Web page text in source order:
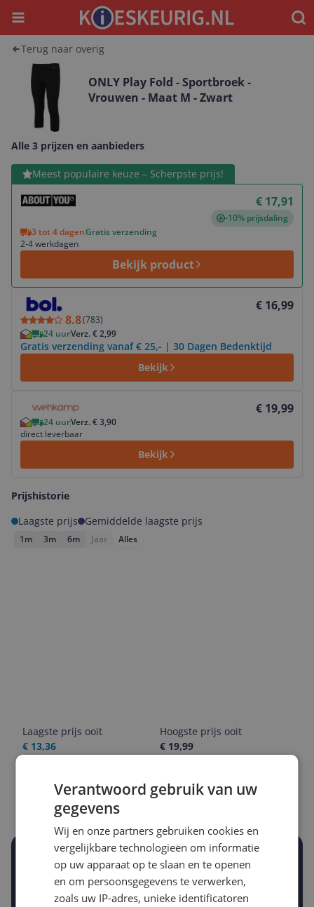
Menu
Terug naar overig
ONLY Play Fold - Sportbroek -
Vrouwen - Maat M - Zwart
Alle 3 prijzen en aanbieders
Meest populaire keuze – Scherpste prijs!
€ 17,91
-10% prijsdaling
3 tot 4 dagenGratis verzending
2-4 werkdagen
Bekijk product
Bekijk product
8.8(783)
€ 16,99
24 uurVerz. € 2,99
Gratis verzending vanaf € 25,- | 30 Dagen Bedenktijd
Bekijk
Bekijk product
€ 19,99
24 uurVerz. € 3,90
direct leverbaar
Bekijk
Prijshistorie
Laagste prijs
Gemiddelde laagste prijs
1m 3m 6m Jaar Alles
Laagste prijs ooit
€ 13,36
Hoogste prijs ooit
€ 19,99
€ 16,99
07-08-2026
Stel een alert in en mis geen prijsdaling
Krijg een seintje zodra de prijs zakt
Jouw e-mailadres
Verantwoord gebruik van uw
gegevens
Wij en onze partners gebruiken cookies en
vergelijkbare technologieën om informatie
op uw apparaat op te slaan en te openen
en om persoonsgegevens te verwerken,
zoals uw IP-adres, unieke identificatoren